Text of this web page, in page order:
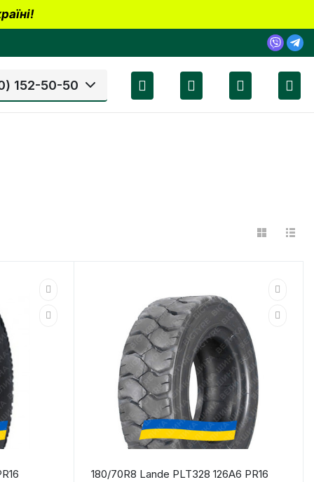
152-50-50
180/70R8 Lande PLT328 126A6 PR16